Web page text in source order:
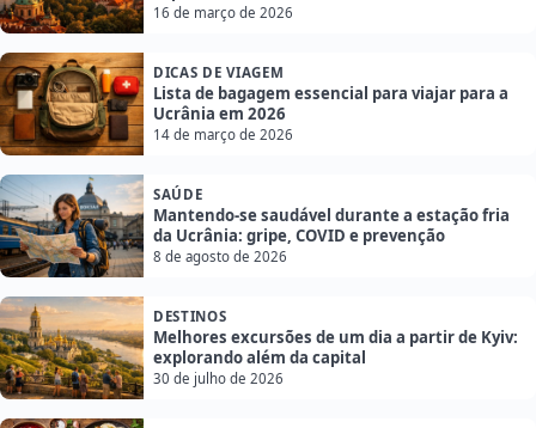
16 de março de 2026
DICAS DE VIAGEM
Lista de bagagem essencial para viajar para a
Ucrânia em 2026
14 de março de 2026
SAÚDE
Mantendo-se saudável durante a estação fria
da Ucrânia: gripe, COVID e prevenção
8 de agosto de 2026
DESTINOS
Melhores excursões de um dia a partir de Kyiv:
explorando além da capital
30 de julho de 2026